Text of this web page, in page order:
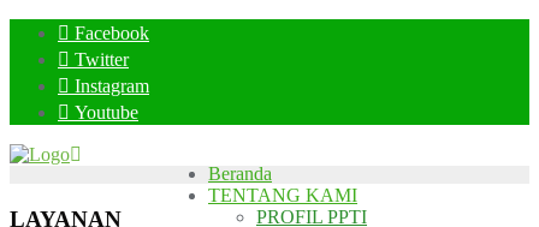
Skip
content
Facebook
Twitter
Instagram
Youtube
Beranda
TENTANG KAMI
PROFIL PPTI
LAYANAN